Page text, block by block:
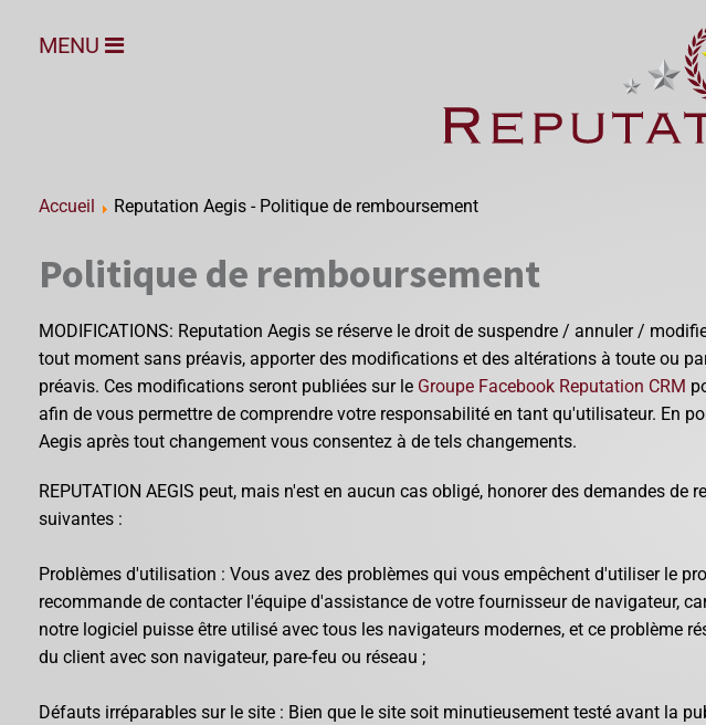
MENU
Accueil Reputation Aegis - Politique de remboursement
Politique de remboursement
MODIFICATIONS: Reputation Aegis se réserve le droit de suspendre / annuler /
tout moment sans préavis, apporter des modifications et des altérations à toute ou
préavis. Ces modifications seront publiées sur le Groupe Facebook Reputation CRM
afin de vous permettre de comprendre votre responsabilité en tant qu'utilisateur. En
Aegis après tout changement vous consentez à de tels changements.
REPUTATION AEGIS peut, mais n'est en aucun cas obligé, honorer des demandes de
suivantes :
Problèmes d'utilisation : Vous avez des problèmes qui vous empêchent d'utiliser le
recommande de contacter l'équipe d'assistance de votre fournisseur de navigateur, car
notre logiciel puisse être utilisé avec tous les navigateurs modernes, et ce problème
du client avec son navigateur, pare-feu ou réseau ;
Défauts irréparables sur le site : Bien que le site soit minutieusement testé avant la